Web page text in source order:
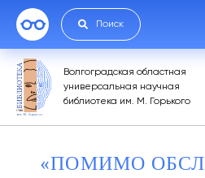
Поиск
Волгоградская областная
универсальная научная
библиотека им. М. Горького
«ПОМИМО